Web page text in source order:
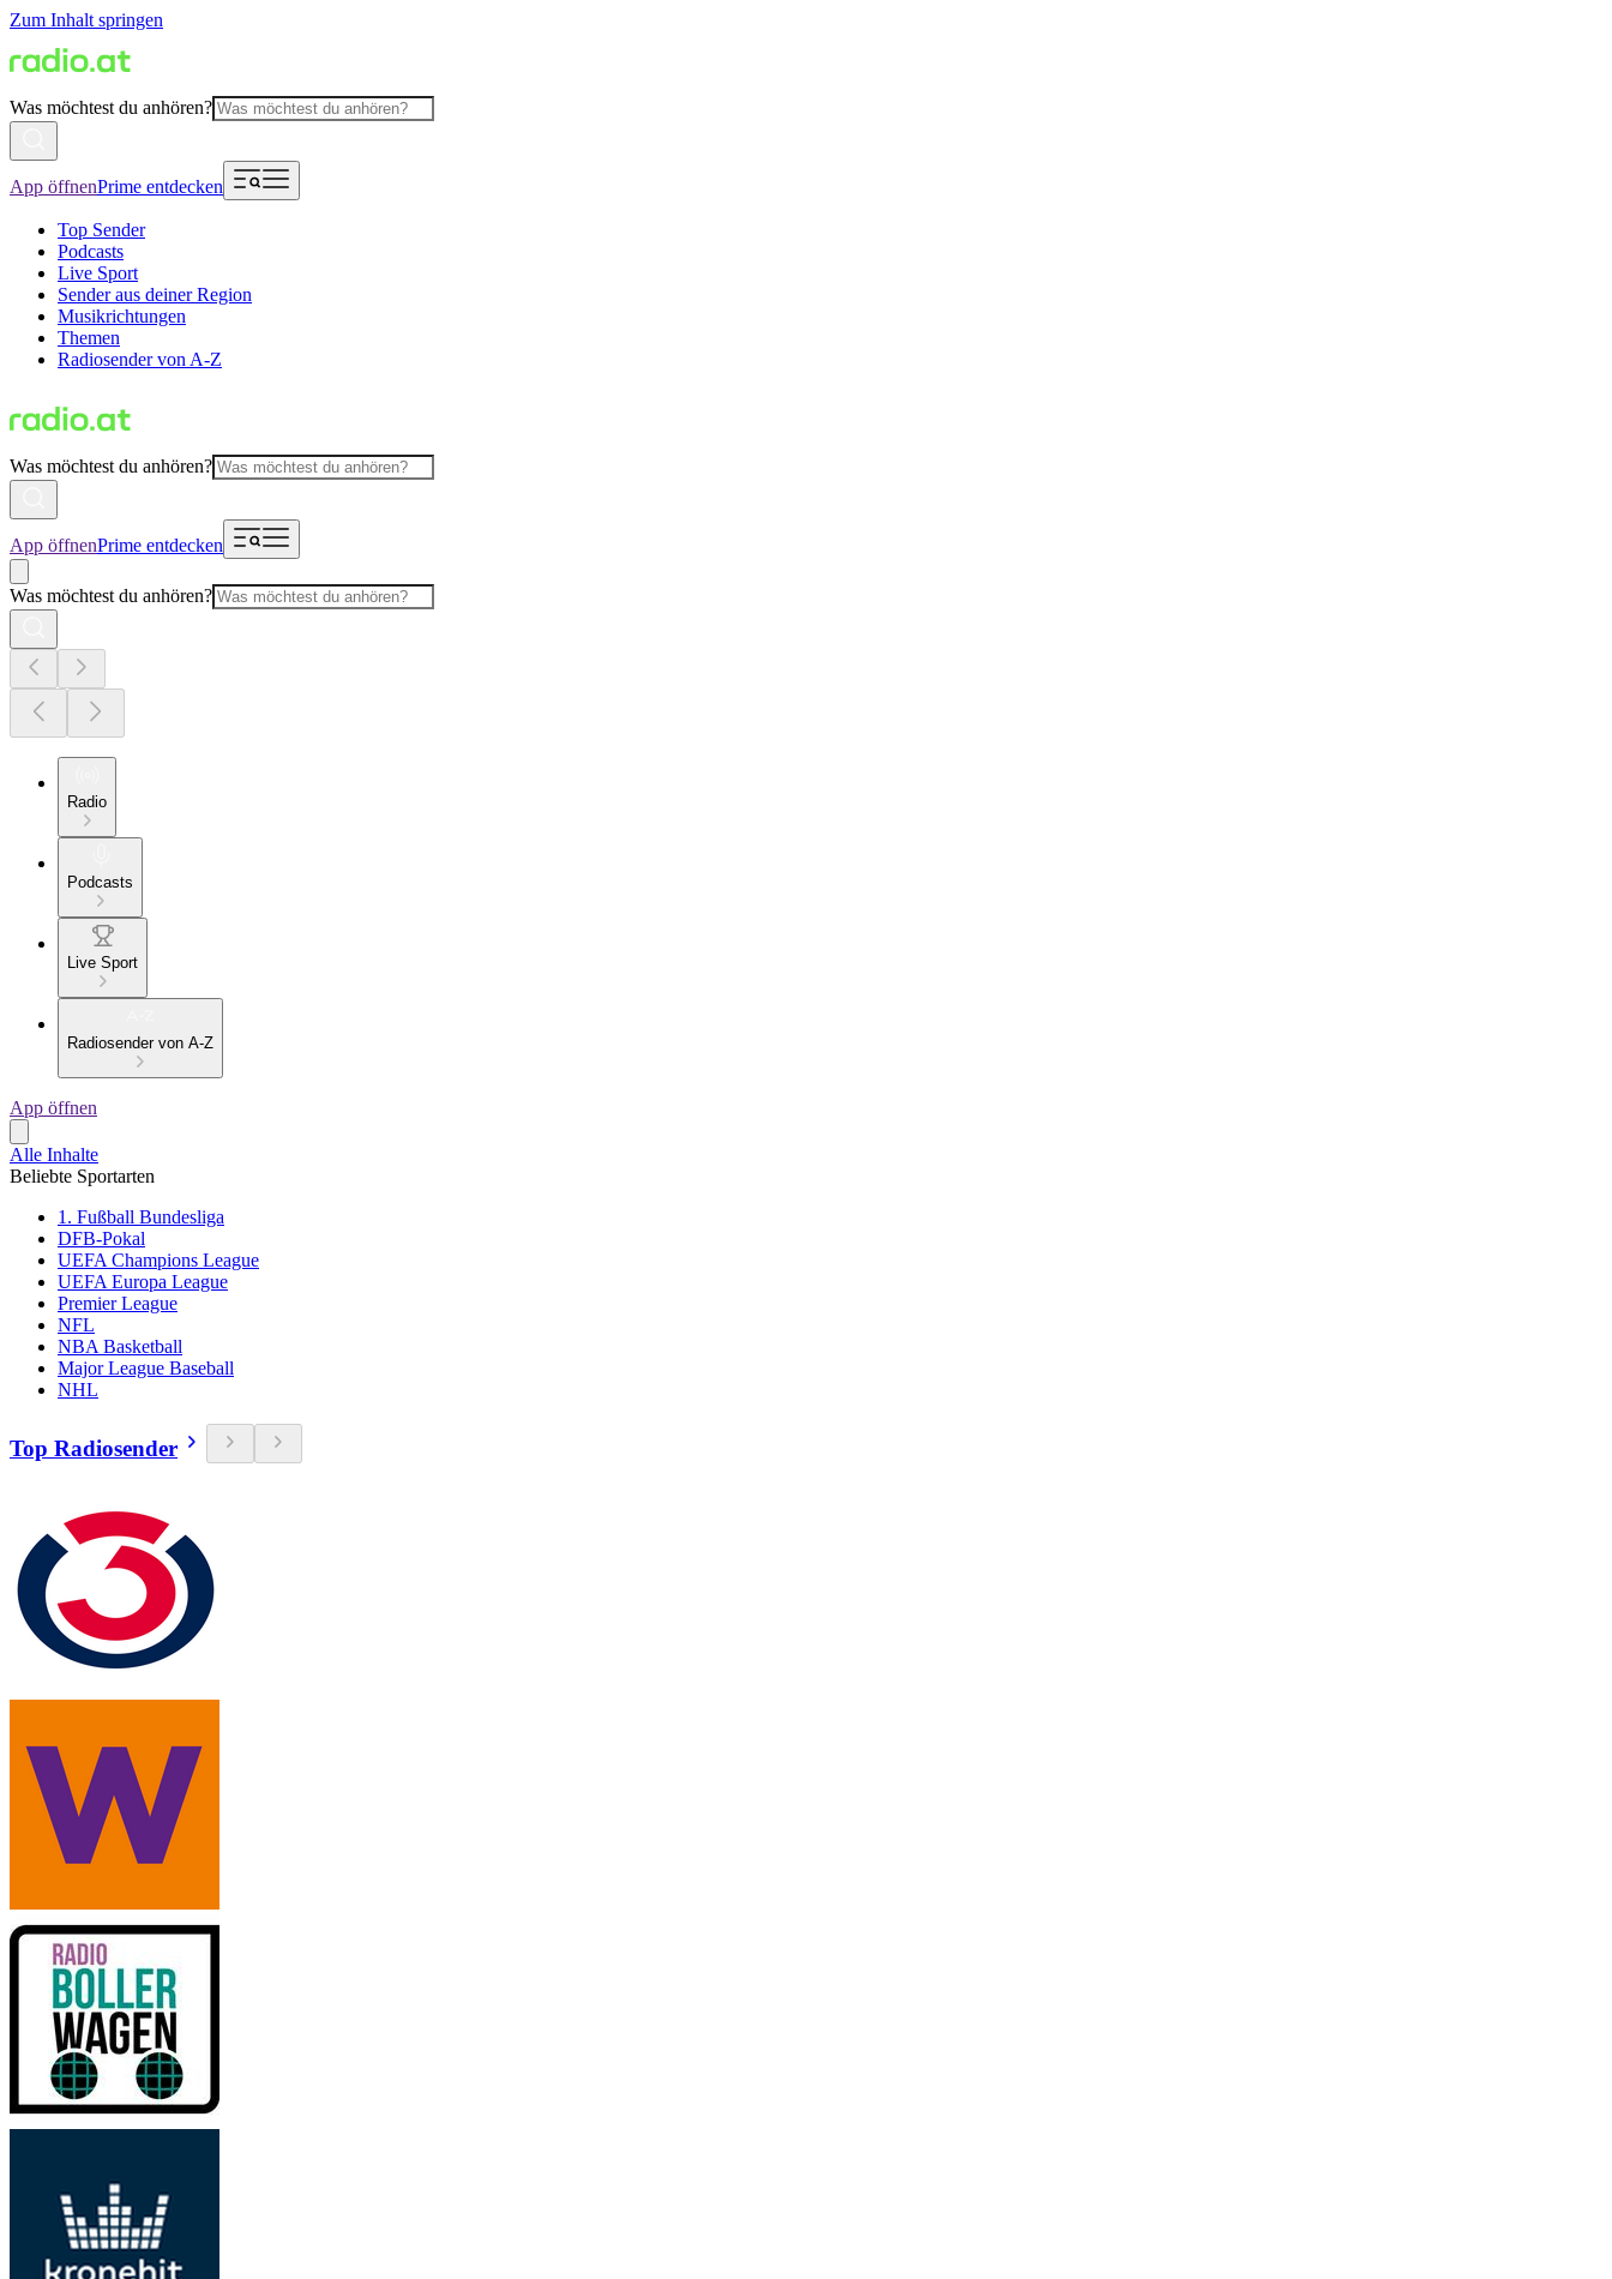
Zum Inhalt springen
Was möchtest du anhören?
App öffnenPrime entdecken
Top Sender
Podcasts
Live Sport
Sender aus deiner Region
Musikrichtungen
Themen
Radiosender von A-Z
Was möchtest du anhören?
App öffnenPrime entdecken
Was möchtest du anhören?
Radio
Podcasts
Live Sport
Radiosender von A-Z
App öffnen
Alle Inhalte
Beliebte Sportarten
1. Fußball Bundesliga
DFB-Pokal
UEFA Champions League
UEFA Europa League
Premier League
NFL
NBA Basketball
Major League Baseball
NHL
Top Radiosender